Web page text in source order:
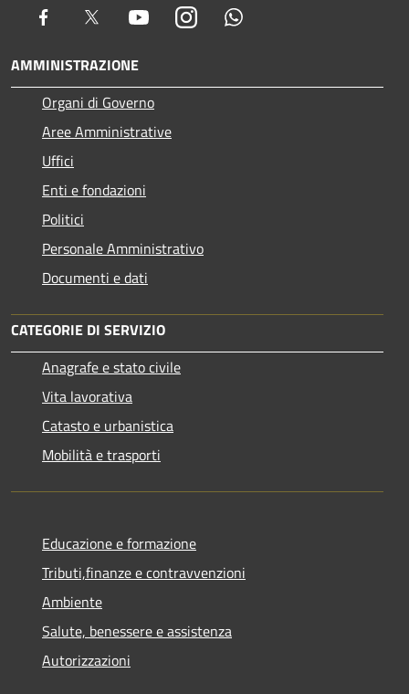
Facebook Twitter YoutubeInstagram
AMMINISTRAZIONE
Organi di Governo
Aree Amministrative
Uffici
Enti e fondazioni
Politici
Personale Amministrativo
Documenti e dati
CATEGORIE DI SERVIZIO
Anagrafe e stato civile
Vita lavorativa
Catasto e urbanistica
Mobilità e trasporti
Educazione e formazione
Tributi,finanze e contravvenzioni
Ambiente
Salute, benessere e assistenza
Autorizzazioni